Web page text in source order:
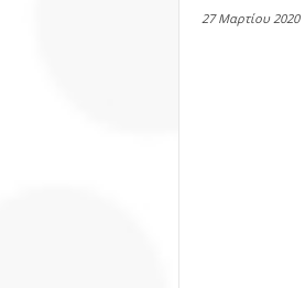
27 Μαρτίου 2020